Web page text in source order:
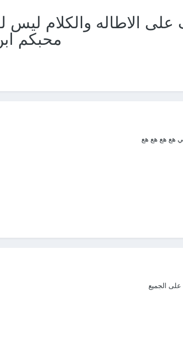
الاطاله والكلام ليس
محبكم
هع هع هع هع
الجميع